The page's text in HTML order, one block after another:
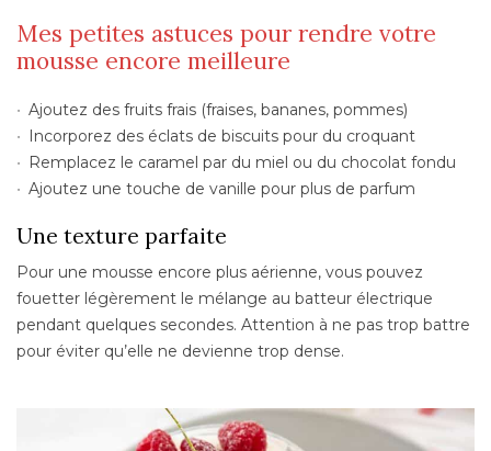
Mes petites astuces pour rendre votre
mousse encore meilleure
Ajoutez des fruits frais (fraises, bananes, pommes)
Incorporez des éclats de biscuits pour du croquant
Remplacez le caramel par du miel ou du chocolat fondu
Ajoutez une touche de vanille pour plus de parfum
Une texture parfaite
Pour une mousse encore plus aérienne, vous pouvez
fouetter légèrement le mélange au batteur électrique
pendant quelques secondes. Attention à ne pas trop battre
pour éviter qu’elle ne devienne trop dense.